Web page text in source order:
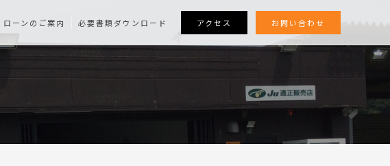
ローンのご案内 必要書類ダウンロード アクセス お問い合わせ